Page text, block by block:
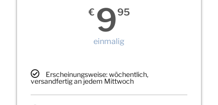
€ 995
einmalig
Erscheinungsweise: wöchentlich,
versandfertig an jedem Mittwoch